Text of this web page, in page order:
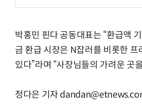
박홍민 핀다 공동대표는 “환급액
금 환급 시장은 N잡러를 비롯한
있다”라며 “사장님들의 가려운 곳
정다은 기자